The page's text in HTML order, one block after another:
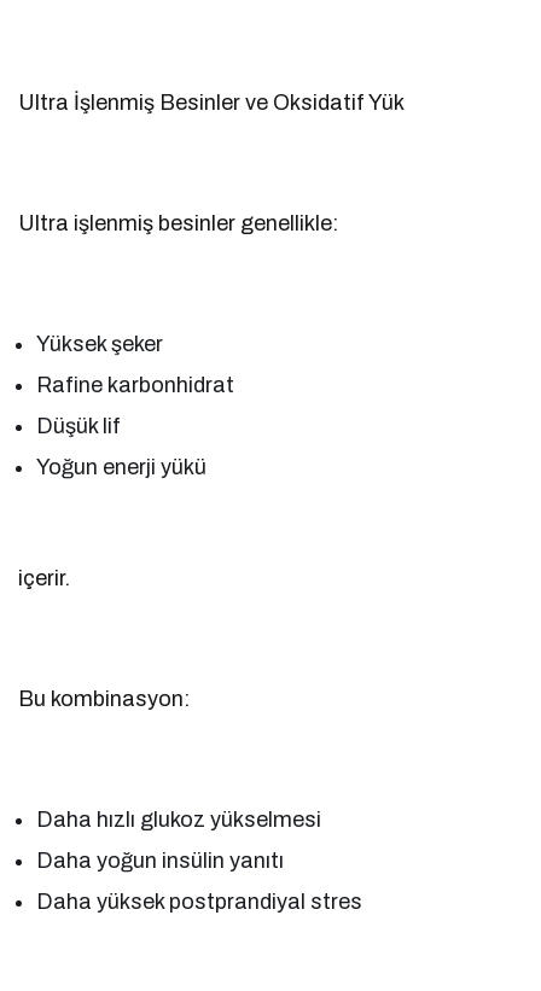
Ultra İşlenmiş Besinler ve Oksidatif Yük
Ultra işlenmiş besinler genellikle:
Yüksek şeker
Rafine karbonhidrat
Düşük lif
Yoğun enerji yükü
içerir.
Bu kombinasyon:
Daha hızlı glukoz yükselmesi
Daha yoğun insülin yanıtı
Daha yüksek postprandiyal stres